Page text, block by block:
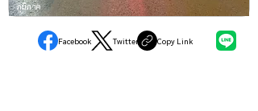
ภูมิภาค
Facebook Twitter Copy Link